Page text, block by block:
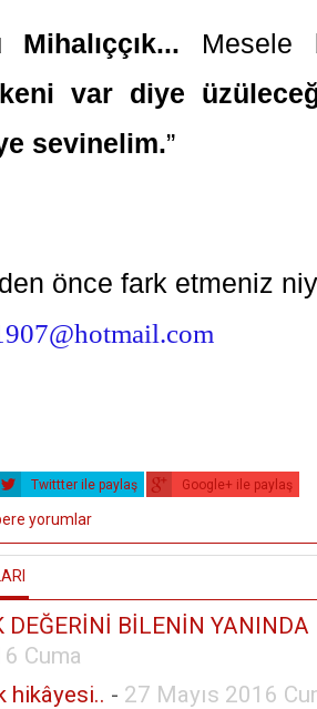
Mesele
var diye
sevinelim.”
önce fark etmeniz
Twittter ile paylaş Google+ ile paylaş
yorumlar
DEĞERİNİ BİLENİN
Cuma
hikâyesi.. - 27 Mayıs 2016